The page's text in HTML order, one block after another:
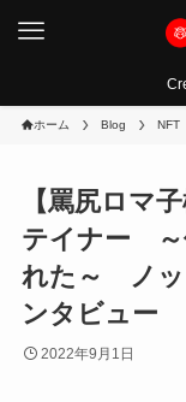
ホーム Blog NFT
【罵尻ロマ
テイナー ～
れた～ ノッ
ンタビュー
2022年9月1日